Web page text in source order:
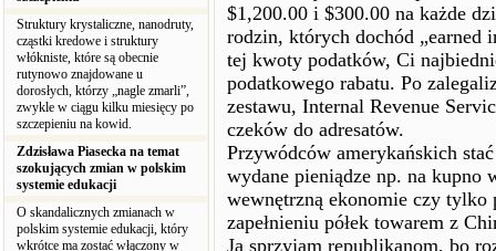
Struktury krystaliczne, nanodruty,
cząstki kredowe i struktury
włókniste, które są obecnie
rutynowo znajdowane u
dorosłych, którzy „nagle zmarli”,
zwykle w ciągu kilku miesięcy po
szczepieniu na kowid.
Zdzisława Piasecka na temat
szokujących zmian w polskim
systemie edukacji
O skandalicznych zmianach w
polskim systemie edukacji, który
wkrótce ma zostać włączony w
$1,200.00 i $300.00 na każde
rodzin, których dochód „earned
tej kwoty podatków, Ci
podatkowego rabatu. Po
zestawu, Internal Revenue
czeków do adresatów.
Przywódców amerykańskich
wydane pieniądze np. na kupno
wewnętrzną ekonomie czy
zapełnieniu półek towarem z
Ja sprzyjam republikanom, bo